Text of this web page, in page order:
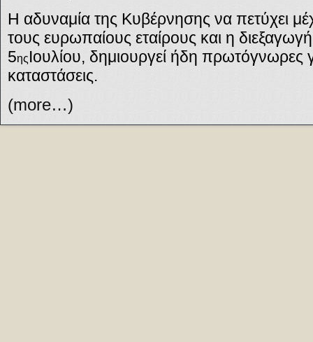
Η αδυναμία της Κυβέρνησης να πετύχει
τους ευρωπαίους εταίρους και η
5ηςΙουλίου, δημιουργεί ήδη πρωτόγνωρες
καταστάσεις.
(more…)